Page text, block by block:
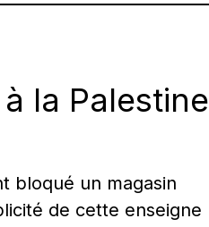
la Palestine
bloqué un magasin
de cette enseigne